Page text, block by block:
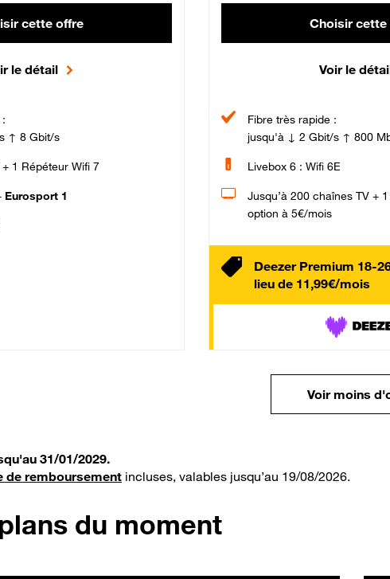
cette offre
le détail
↑ 8 Gbit/s
1 Répéteur Wifi 7
Eurosport 1
Choisir cette
Voir le
Fibre très rapide :
jusqu'à ↓ 2 Gbit/s ↑ 800
Livebox 6 : Wifi 6E
Jusqu’à 200 chaînes TV +
option à 5€/mois
Deezer Premium 18-
lieu de 11,99€/mois
Voir moins
31/01/2029.
de remboursement incluses, valables jusqu’au 19/08/2026.
du moment